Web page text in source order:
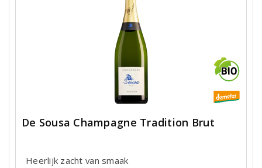
De Sousa Champagne Tradition Brut
Heerlijk zacht van smaak